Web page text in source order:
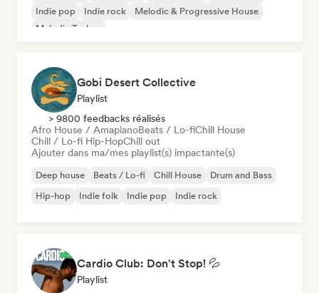
Indie pop
Indie rock
Melodic & Progressive House
Melodic Techno
Gobi Desert Collective
Playlist
> 9800 feedbacks réalisés
Afro House / AmapianoBeats / Lo-fiChill House
Chill / Lo-fi Hip-HopChill out
Ajouter dans ma/mes playlist(s) impactante(s)
Deep house Beats / Lo-fi Chill House
Drum and Bass
Hip-hop
Indie folk Indie pop Indie rock
Cardio Club: Don't Stop! 💦
Playlist